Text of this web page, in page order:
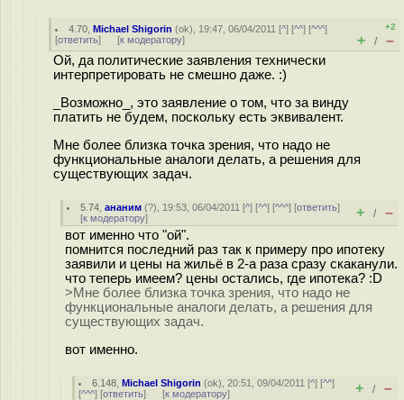
4.70 ,Michael Shigorin (ok), 19:47, 06/04/2011 [^] [^^] [^^^]
[ответить] [к модератору]
+2
+ / –
Ой, да политические заявления технически
интерпретировать не смешно даже. :)
_Возможно_, это заявление о том, что за винду
платить не будем, поскольку есть эквивалент.
Мне более близка точка зрения, что надо не
функциональные аналоги делать, а решения для
существующих задач.
5.74 ,ананим (?), 19:53, 06/04/2011 [^] [^^] [^^^] [ответить]
[к модератору] + / –
вот именно что "ой".
помнится последний раз так к примеру про ипотеку
заявили и цены на жильё в 2-а раза сразу скаканули.
что теперь имеем? цены остались, где ипотека? :D
>Мне более близка точка зрения, что надо не
функциональные аналоги делать, а решения для
существующих задач.
вот именно.
6.148 ,Michael Shigorin (ok), 20:51, 09/04/2011 [^] [^^]
[^^^] [ответить] [к модератору] + / –